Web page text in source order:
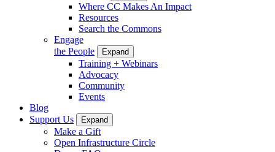
Where CC Makes An Impact
Resources
Search the Commons
Engage
the People
Expand
Training + Webinars
Advocacy
Community
Events
Blog
Support Us
Expand
Make a Gift
Open Infrastructure Circle